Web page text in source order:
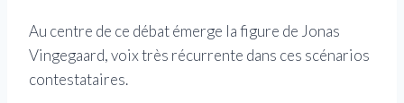
Au centre de ce débat émerge la figure de Jonas
Vingegaard, voix très récurrente dans ces scénarios
contestataires.